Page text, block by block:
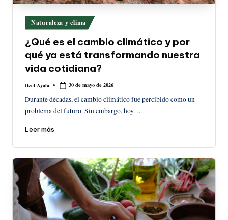
Publicado
en
Naturaleza y clima
¿Qué es el cambio climático y por
qué ya está transformando nuestra
vida cotidiana?
Publicado
Itzel Ayala 30 de mayo de 2026
Durante décadas, el cambio climático fue percibido como un
problema del futuro. Sin embargo, hoy…
Leer más